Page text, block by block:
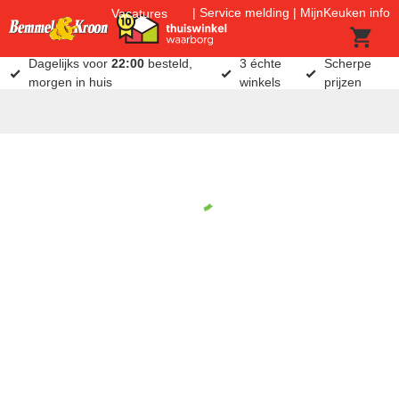
Vacatures Service melding MijnKeuken info
Dagelijks voor22:00 besteld,
morgen in huis
3 échte
winkels
Scherpe
prijzen